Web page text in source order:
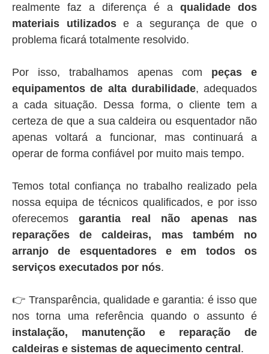
realmente faz a diferença é a qualidade dos
materiais utilizadose a segurança de que o
problema ficará totalmente resolvido.
Por isso, trabalhamos apenas com peças e
equipamentos de alta durabilidade, adequados
a cada situação. Dessa forma, o cliente tem a
certeza de que a sua caldeira ou esquentador não
apenas voltará a funcionar, mas continuará a
operar de forma confiável por muito mais tempo.
Temos total confiança no trabalho realizado pela
nossa equipa de técnicos qualificados, e por isso
oferecemosgarantia real não apenas nas
reparações de caldeiras, mas também no
arranjo de esquentadores e em todos os
serviços executados por nós.
👉 Transparência, qualidade e garantia: é isso que
nos torna uma referência quando o assunto é
instalação, manutenção e reparação de
caldeiras e sistemas de aquecimento central.